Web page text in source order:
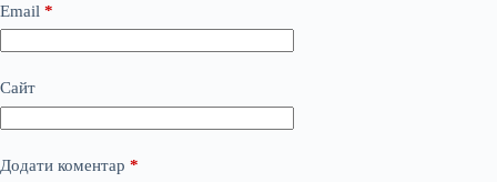
Email *
Сайт
Додати коментар *